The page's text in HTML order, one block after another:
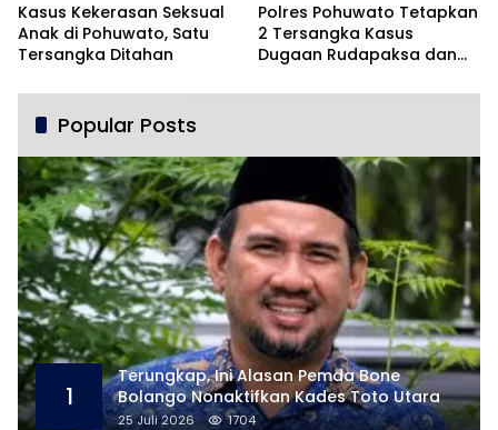
Kasus Kekerasan Seksual
Anak di Pohuwato, Satu
Tersangka Ditahan
Polres Pohuwato Tetapkan
2 Tersangka Kasus
Dugaan Rudapaksa dan
Popular Posts
1
Terungkap, Ini Alasan Pemda Bone
Bolango Nonaktifkan Kades Toto Utara
25 Juli 2026 1704